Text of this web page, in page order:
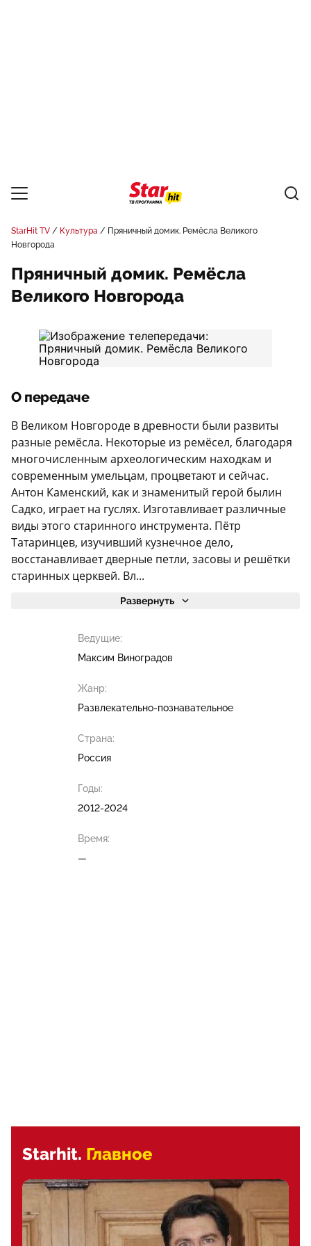
StarHit TV Культура
Пряничный домик. Ремёсла Великого
Новгорода
Пряничный домик. Ремёсла
Великого Новгорода
О передаче
В Великом Новгороде в древности были развиты
разные ремёсла. Некоторые из ремёсел, благодаря
многочисленным археологическим находкам и
современным умельцам, процветают и сейчас.
Антон Каменский, как и знаменитый герой былин
Садко, играет на гуслях. Изготавливает различные
виды этого старинного инструмента. Пётр
Татаринцев, изучивший кузнечное дело,
восстанавливает дверные петли, засовы и решётки
старинных церквей. Вл...
Развернуть
Ведущие:
Максим Виноградов
Жанр:
Развлекательно-познавательное
Страна:
Россия
Годы:
2012-2024
Время:
—
Starhit. Главное